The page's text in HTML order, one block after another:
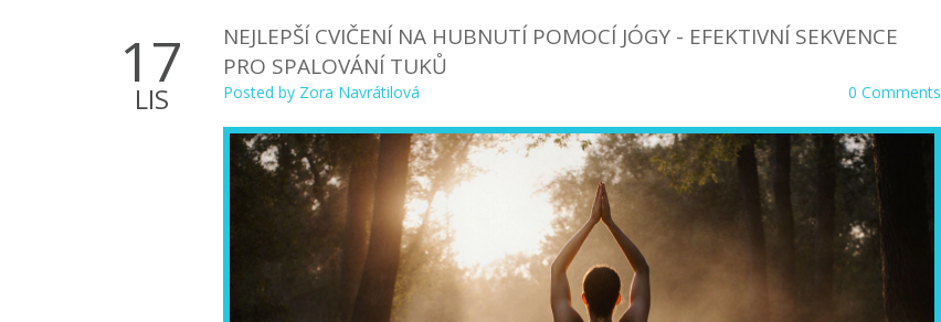
17
LIS
NEJLEPŠÍ CVIČENÍ NA HUBNUTÍ POMOCÍ JÓGY - EFEKTIVNÍ SEKVENCE
PRO SPALOVÁNÍ TUKŮ
Posted by Zora Navrátilová 0 Comments